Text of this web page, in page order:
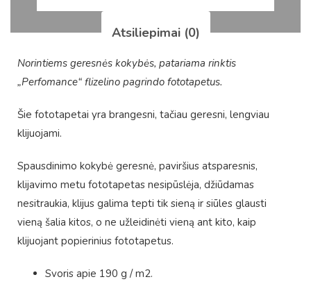
Atsiliepimai (0)
Norintiems geresnės kokybės, patariama rinktis
„Perfomance“ flizelino pagrindo fototapetus.
Šie fototapetai yra brangesni, tačiau geresni, lengviau
klijuojami.
Spausdinimo kokybė geresnė, paviršius atsparesnis,
klijavimo metu fototapetas nesipūslėja, džiūdamas
nesitraukia, klijus galima tepti tik sieną ir siūles glausti
vieną šalia kitos, o ne užleidinėti vieną ant kito, kaip
klijuojant popierinius fototapetus.
Svoris apie 190 g / m2.